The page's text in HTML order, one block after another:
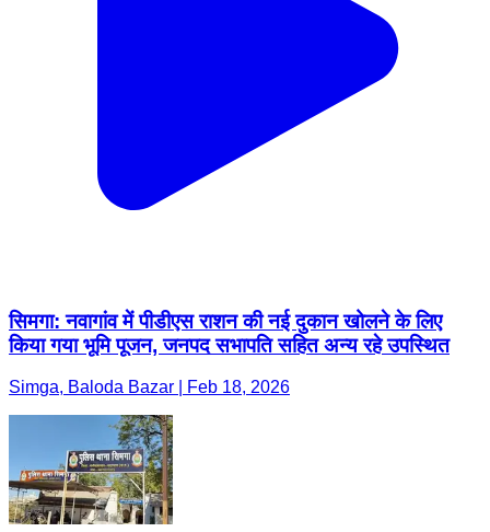
सिमगा: नवागांव में पीडीएस राशन की नई दुकान खोलने के लिए
किया गया भूमि पूजन, जनपद सभापति सहित अन्य रहे उपस्थित
Simga, Baloda Bazar | Feb 18, 2026